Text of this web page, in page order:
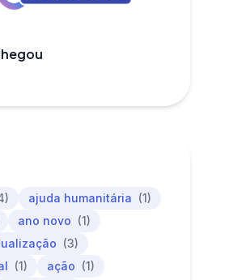
ajuda humanitária (1)
ano novo (1)
(3)
(1) ação (1)